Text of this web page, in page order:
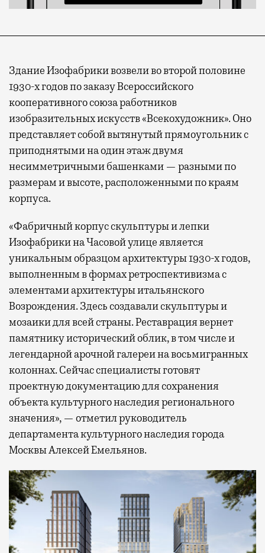
Здание Изофабрики возвели во второй половине
1930-х годов по заказу Всероссийского
кооперативного союза работников
изобразительных искусств «Всекохудожник». Оно
представляет собой вытянутый прямоугольник с
приподнятыми на один этаж двумя
несимметричными башенками — разными по
размерам и высоте, расположенными по краям
корпуса.
«Фабричный корпус скульптуры и лепки
Изофабрики на Часовой улице является
уникальным образцом архитектуры 1930-х годов,
выполненным в формах ретроспективизма с
элементами архитектуры итальянского
Возрождения. Здесь создавали скульптуры и
мозаики для всей страны. Реставрация вернет
памятнику исторический облик, в том числе и
легендарной арочной галереи на восьмигранных
колоннах. Сейчас специалисты готовят
проектную документацию для сохранения
объекта культурного наследия регионального
значения», — отметил руководитель
департамента культурного наследия города
Москвы Алексей Емельянов.